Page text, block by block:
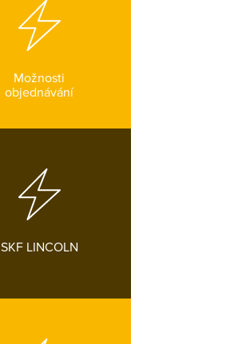
Možnosti
objednávání
SKF LINCOLN